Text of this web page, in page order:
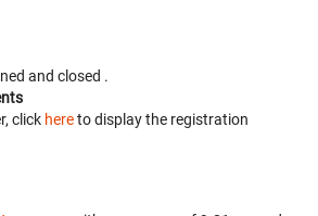
and closed .
click hereto display the registration